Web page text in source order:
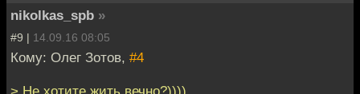
nikolkas_spb »
#9 | 14.09.16 08:05
Кому: Олег Зотов, #4